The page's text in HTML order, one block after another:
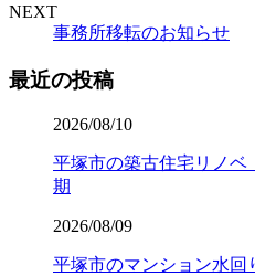
NEXT
事務所移転のお知らせ
最近の投稿
2026/08/10
平塚市の築古住宅リノベ
期
2026/08/09
平塚市のマンション水回